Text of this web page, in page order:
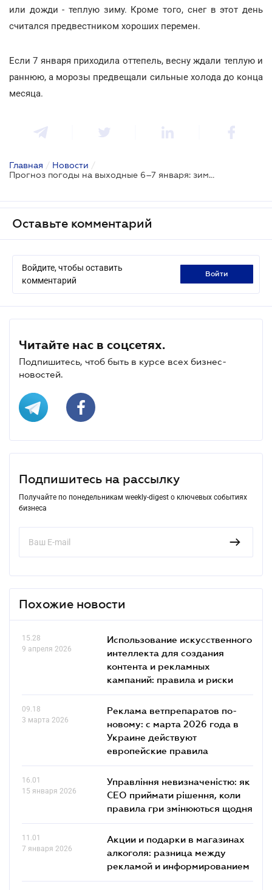
или дожди - теплую зиму. Кроме того, снег в этот день
считался предвестником хороших перемен.
Если 7 января приходила оттепель, весну ждали теплую и
раннюю, а морозы предвещали сильные холода до конца
месяца.
Главная / Новости /
Прогноз погоды на выходные 6–7 января: зима покажет свой норов
Оставьте комментарий
Войдите, чтобы оставить
комментарий
войти
Читайте нас в соцсетях.
Подпишитесь, чтоб быть в курсе всех бизнес-
новостей.
Подпишитесь на рассылку
Получайте по понедельникам weekly-digest о ключевых событиях
бизнеса
Похожие новости
15.28
9 апреля 2026
Использование искусственного
интеллекта для создания
контента и рекламных
кампаний: правила и риски
09.18
3 марта 2026
Реклама ветпрепаратов по-
новому: с марта 2026 года в
Украине действуют
европейские правила
16.01
15 января 2026
Управління невизначеністю: як
СЕО приймати рішення, коли
правила гри змінюються щодня
11.01
7 января 2026
Акции и подарки в магазинах
алкоголя: разница между
рекламой и информированием